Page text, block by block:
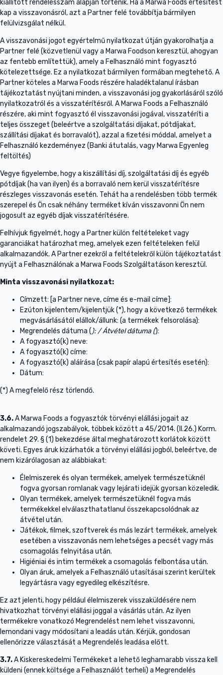
kiállított rendelésszám alapján történik. Ha a Marwa Foods értesítést
kap a visszavonásról, azt a Partner felé továbbítja bármilyen
felülvizsgálat nélkül.
A visszavonási jogot egyértelmű nyilatkozat útján gyakorolhatja a
Partner felé (közvetlenül vagy a Marwa Foodson keresztül, ahogyan
az fentebb említettük), amely a Felhasználó mint fogyasztó
kötelezettsége. Ez a nyilatkozat bármilyen formában megtehető. A
Partner köteles a Marwa Foods részére haladéktalanul írásban
tájékoztatást nyújtani minden, a visszavonási jog gyakorlásáról szóló
nyilatkozatról és a visszatérítésről. A Marwa Foods a Felhasználó
részére, aki mint fogyasztó él visszavonási jogával, visszatéríti a
teljes összeget (beleértve a szolgáltatási díjakat, pótdíjakat,
szállítási díjakat és borravalót), azzal a fizetési móddal, amelyet a
Felhasználó kezdeményez (Banki átutalás, vagy Marwa Egyenleg
feltöltés)
Vegye figyelembe, hogy a kiszállítási díj, szolgáltatási díj és egyéb
pótdíjak (ha van ilyen) és a borravaló nem kerül visszatérítésre
részleges visszavonás esetén. Tehát ha a rendelésben több termék
szerepel és Ön csak néhány terméket kíván visszavonni Ön nem
jogosult az egyéb díjak visszatérítésére.
Felhívjuk figyelmét, hogy a Partner külön feltételeket vagy
garanciákat határozhat meg, amelyek ezen feltételeken felül
alkalmazandók. A Partner ezekről a feltételekről külön tájékoztatást
nyújt a Felhasználónak a Marwa Foods Szolgáltatáson keresztül.
Minta visszavonási nyilatkozat:
Címzett: [a Partner neve, címe és e-mail címe]:
Ezúton kijelentem/kijelentjük (*), hogy a következő termékek
megvásárlásától elállok/állunk: (a termékek felsorolása):
Megrendelés dátuma (): / Átvétel dátuma ():
A fogyasztó(k) neve:
A fogyasztó(k) címe:
A fogyasztó(k) aláírása (csak papír alapú értesítés esetén):
Dátum:
(*) A megfelelő rész törlendő.
3.6.A Marwa Foods a fogyasztók törvényi elállási jogait az
alkalmazandó jogszabályok, többek között a 45/2014. (II.26.) Korm.
rendelet 29. § (1) bekezdése által meghatározott korlátok között
követi. Egyes áruk kizárhatók a törvényi elállási jogból, beleértve, de
nem kizárólagosan az alábbiakat:
Élelmiszerek és olyan termékek, amelyek természetüknél
fogva gyorsan romlanak vagy lejárati idejük gyorsan közeledik.
Olyan termékek, amelyek természetüknél fogva más
termékekkel elválaszthatatlanul összekapcsolódnak az
átvétel után.
Játékok, filmek, szoftverek és más lezárt termékek, amelyek
esetében a visszavonás nem lehetséges a pecsét vagy más
csomagolás felnyitása után.
Higiéniai és intim termékek a csomagolás felbontása után.
Olyan áruk, amelyek a Felhasználó utasításai szerint kerültek
legyártásra vagy egyedileg elkészítésre.
Ez azt jelenti, hogy például élelmiszerek visszaküldésére nem
hivatkozhat törvényi elállási joggal a vásárlás után. Az ilyen
termékekre vonatkozó Megrendelést nem lehet visszavonni,
lemondani vagy módosítani a leadás után. Kérjük, gondosan
ellenőrizze választását a Megrendelés leadása előtt.
3.7.A Kiskereskedelmi Termékeket a lehető leghamarabb vissza kell
küldeni (ennek költsége a Felhasználót terheli) a Megrendelés